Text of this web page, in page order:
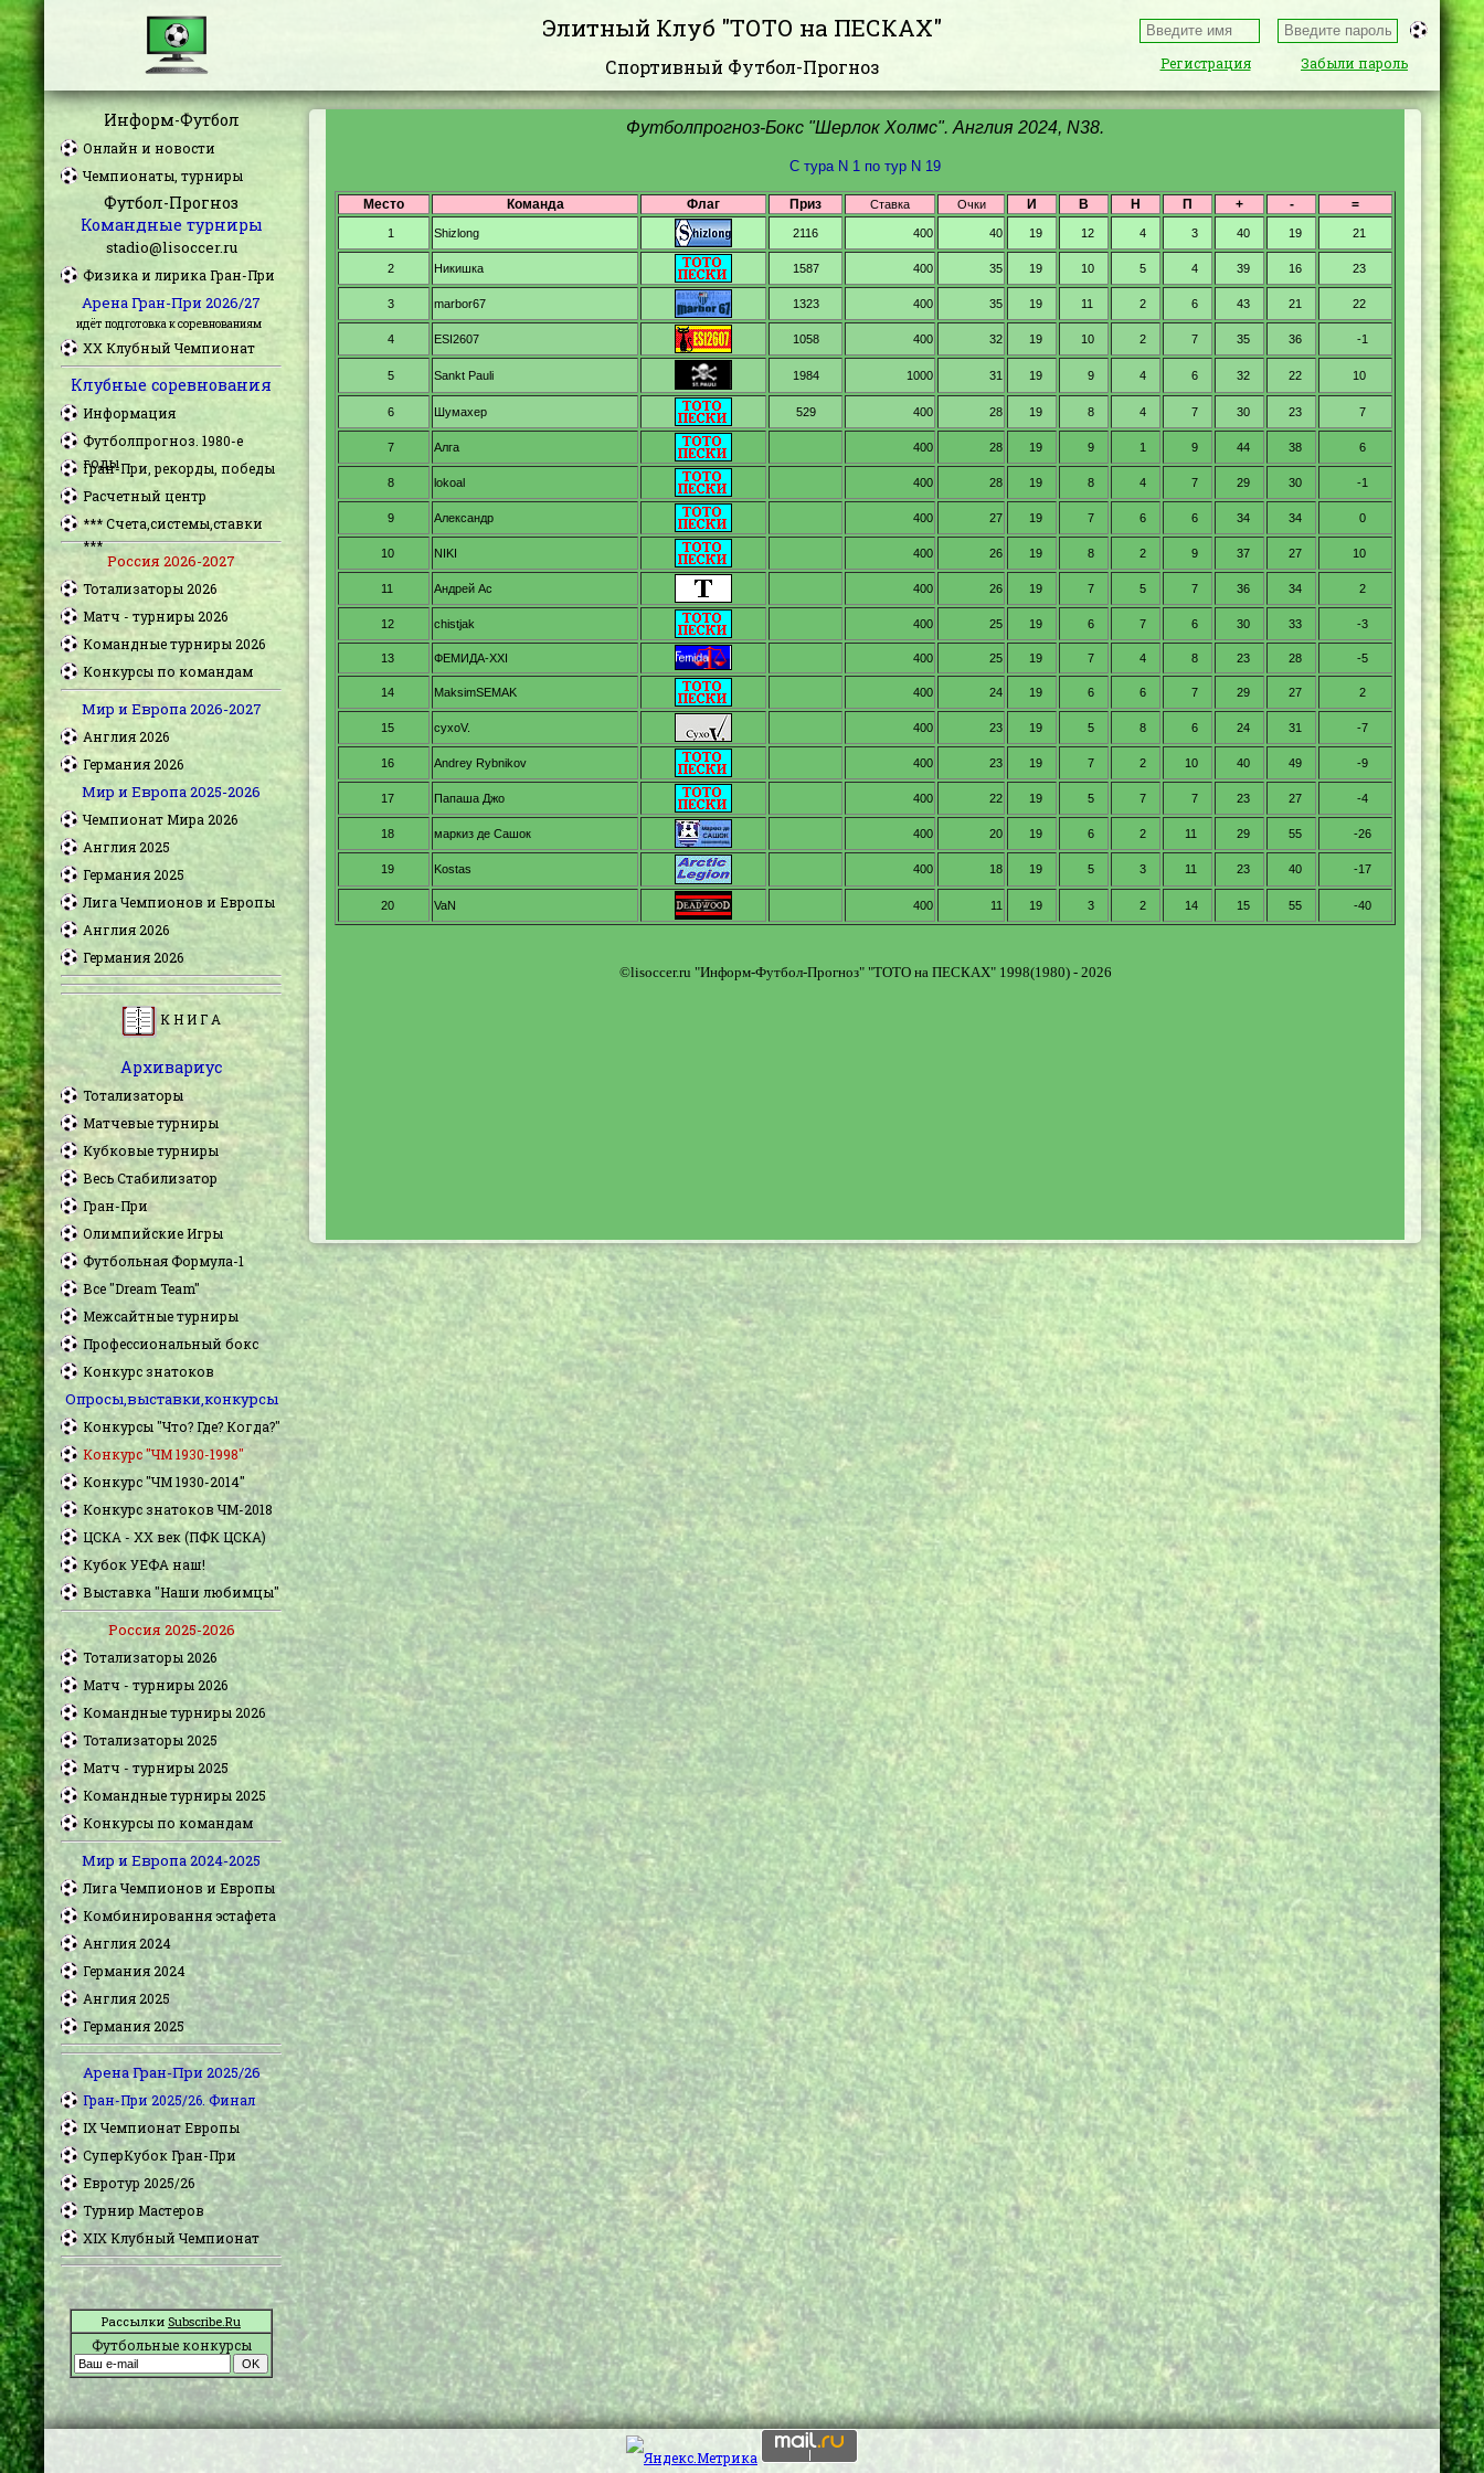
Регистрация Забыли пароль
Элитный Клуб "ТОТО на ПЕСКАХ"
Спортивный Футбол-Прогноз
Информ-Футбол
Онлайн и новости
Чемпионаты, турниры
Футбол-Прогноз
Командные турниры
stadio@lisoccer.ru
Физика и лирика Гран-При
Арена Гран-При 2026/27
идёт подготовка к соревнованиям
XX Клубный Чемпионат
Клубные соревнования
Информация
Футболпрогноз. 1980-е
годы
Гран-При, рекорды, победы
Расчетный центр
*** Счета,системы,ставки
***
Россия 2026-2027
Тотализаторы 2026
Матч - турниры 2026
Командные турниры 2026
Конкурсы по командам
Мир и Европа 2026-2027
Англия 2026
Германия 2026
Мир и Европа 2025-2026
Чемпионат Мира 2026
Англия 2025
Германия 2025
Лига Чемпионов и Европы
Англия 2026
Германия 2026
К Н И Г А
Архивариус
Тотализаторы
Матчевые турниры
Кубковые турниры
Весь Стабилизатор
Гран-При
Олимпийские Игры
Футбольная Формула-1
Все "Dream Team"
Межсайтные турниры
Профессиональный бокс
Конкурс знатоков
Опросы,выставки,конкурсы
Конкурсы "Что? Где? Когда?"
Конкурс "ЧМ 1930-1998"
Конкурс "ЧМ 1930-2014"
Конкурс знатоков ЧМ-2018
ЦСКА - XX век (ПФК ЦСКА)
Кубок УЕФА наш!
Выставка "Наши любимцы"
Россия 2025-2026
Тотализаторы 2026
Матч - турниры 2026
Командные турниры 2026
Тотализаторы 2025
Матч - турниры 2025
Командные турниры 2025
Конкурсы по командам
Мир и Европа 2024-2025
Лига Чемпионов и Европы
Комбинировання эстафета
Англия 2024
Германия 2024
Англия 2025
Германия 2025
Арена Гран-При 2025/26
Гран-При 2025/26. Финал
IX Чемпионат Европы
СуперКубок Гран-При
Евротур 2025/26
Турнир Мастеров
XIX Клубный Чемпионат
Рассылки Subscribe.Ru
Футбольные конкурсы